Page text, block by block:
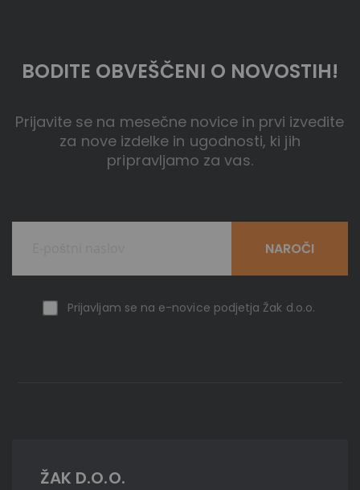
BODITE OBVEŠČENI O NOVOSTIH!
Prijavite se na mesečne novice in prvi izvedite
za nove izdelke in ugodnosti, ki jih
pripravljamo za vas.
Prijavljam se na e-novice podjetja Žak d.o.o.
NAROČI
ŽAK D.O.O.